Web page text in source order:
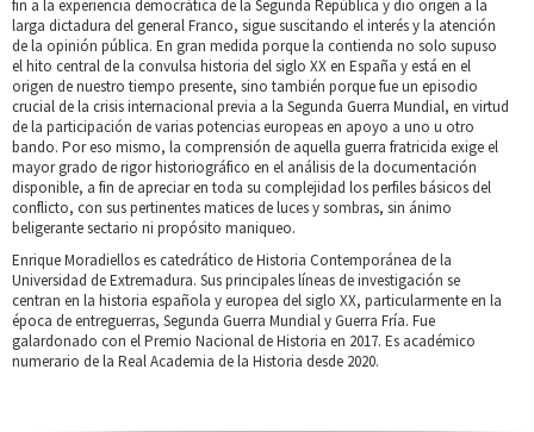
fin a la experiencia democrática de la Segunda República y dio origen a la
larga dictadura del general Franco, sigue suscitando el interés y la atención
de la opinión pública. En gran medida porque la contienda no solo supuso
el hito central de la convulsa historia del siglo XX en España y está en el
origen de nuestro tiempo presente, sino también porque fue un episodio
crucial de la crisis internacional previa a la Segunda Guerra Mundial, en virtud
de la participación de varias potencias europeas en apoyo a uno u otro
bando. Por eso mismo, la comprensión de aquella guerra fratricida exige el
mayor grado de rigor historiográfico en el análisis de la documentación
disponible, a fin de apreciar en toda su complejidad los perfiles básicos del
conflicto, con sus pertinentes matices de luces y sombras, sin ánimo
beligerante sectario ni propósito maniqueo.
Enrique Moradiellos es catedrático de Historia Contemporánea de la
Universidad de Extremadura. Sus principales líneas de investigación se
centran en la historia española y europea del siglo XX, particularmente en la
época de entreguerras, Segunda Guerra Mundial y Guerra Fría. Fue
galardonado con el Premio Nacional de Historia en 2017. Es académico
numerario de la Real Academia de la Historia desde 2020.